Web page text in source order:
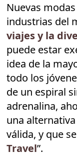
Nuevas
industrias del
viajes y la
puede estar
idea de la
todo los
de un espiral
adrenalina,
una
válida, y que
Travel”.